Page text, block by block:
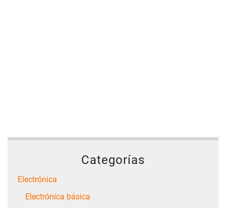
Categorías
Electrónica
Electrónica básica